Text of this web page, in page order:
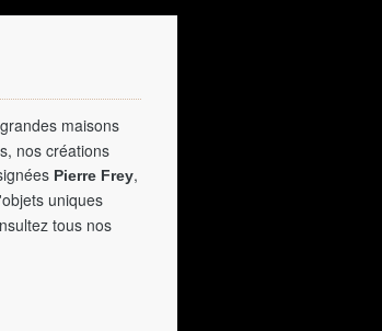
maisons
nos créations
Pierre Frey,
uniques
tous nos